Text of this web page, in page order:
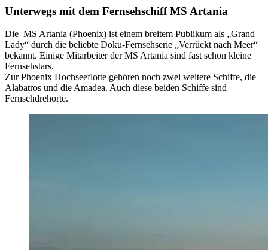
Unterwegs mit dem Fernsehschiff MS Artania
Die MS Artania (Phoenix) ist einem breitem Publikum als „Grand
Lady“ durch die beliebte Doku-Fernsehserie „Verrückt nach Meer“
bekannt. Einige Mitarbeiter der MS Artania sind fast schon kleine
Fernsehstars.
Zur Phoenix Hochseeflotte gehören noch zwei weitere Schiffe, die
Alabatros und die Amadea. Auch diese beiden Schiffe sind
Fernsehdrehorte.